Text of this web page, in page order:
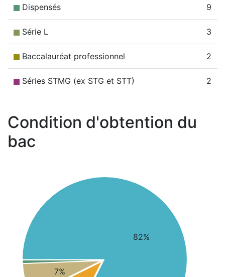
Dispensés 9
Série L 3
Baccalauréat professionnel 2
Séries STMG (ex STG et STT) 2
Condition d'obtention du
bac
82%
7%